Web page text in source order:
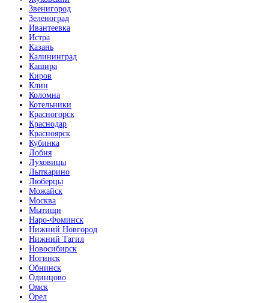
Звенигород
Зеленоград
Ивантеевка
Истра
Казань
Калининград
Кашира
Киров
Клин
Коломна
Котельники
Красногорск
Краснодар
Красноярск
Кубинка
Лобня
Луховицы
Лыткарино
Люберцы
Можайск
Москва
Мытищи
Наро-Фоминск
Нижний Новгород
Нижний Тагил
Новосибирск
Ногинск
Обнинск
Одинцово
Омск
Орел